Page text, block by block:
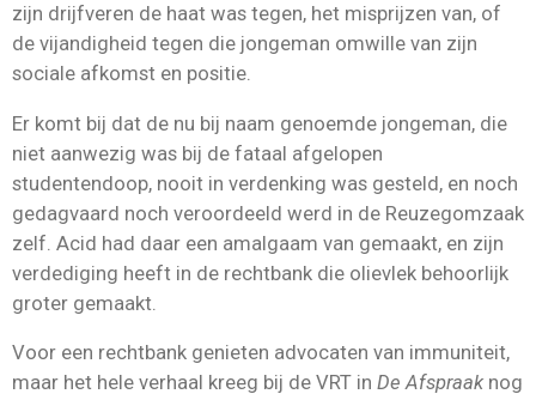
zijn drijfveren de haat was tegen, het misprijzen van, of
de vijandigheid tegen die jongeman omwille van zijn
sociale afkomst en positie.
Er komt bij dat de nu bij naam genoemde jongeman, die
niet aanwezig was bij de fataal afgelopen
studentendoop, nooit in verdenking was gesteld, en noch
gedagvaard noch veroordeeld werd in de Reuzegomzaak
zelf. Acid had daar een amalgaam van gemaakt, en zijn
verdediging heeft in de rechtbank die olievlek behoorlijk
groter gemaakt.
Voor een rechtbank genieten advocaten van immuniteit,
maar het hele verhaal kreeg bij de VRT in De Afspraak nog